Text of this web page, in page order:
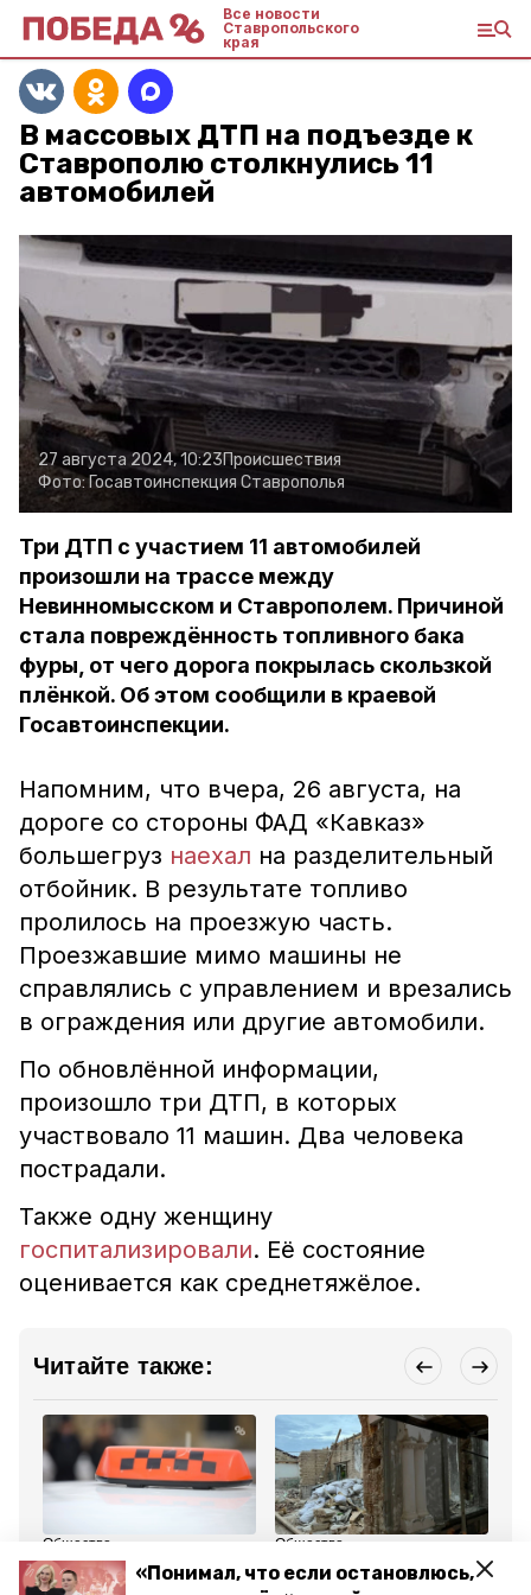
«Понимал, что если остановлюсь,
Все новости
Ставропольского
края
В массовых ДТП на подъезде к
Ставрополю столкнулись 11
автомобилей
27 августа 2024, 10:23Происшествия
Фото:Госавтоинспекция Ставрополья
Три ДТП с участием 11 автомобилей
произошли на трассе между
Невинномысском и Ставрополем. Причиной
стала повреждённость топливного бака
фуры, от чего дорога покрылась скользкой
плёнкой. Об этом сообщили в краевой
Госавтоинспекции.
Напомним, что вчера, 26 августа, на
дороге со стороны ФАД «Кавказ»
большегруз наехал на разделительный
отбойник. В результате топливо
пролилось на проезжую часть.
Проезжавшие мимо машины не
справлялись с управлением и врезались
в ограждения или другие автомобили.
По обновлённой информации,
произошло три ДТП, в которых
участвовало 11 машин. Два человека
пострадали.
Также одну женщину
госпитализировали. Её состояние
оценивается как среднетяжёлое.
Читайте также:
Общество
26 августа 2024, 17:37
Таксист спас пассажирку
Общество
26 августа 2024, 21:19
Памятник культурного